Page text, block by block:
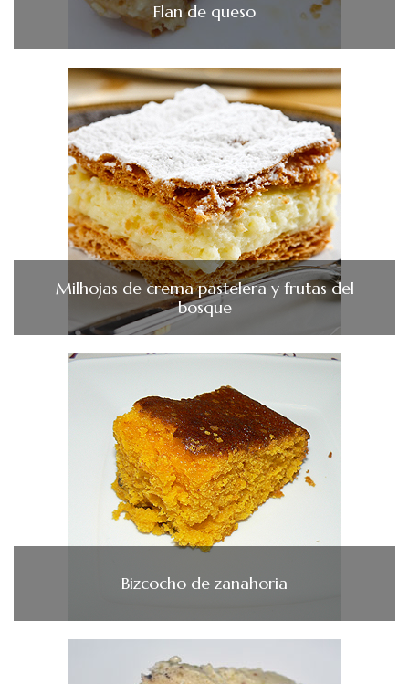
Flan de queso
Milhojas de crema pastelera y frutas del
bosque
Bizcocho de zanahoria